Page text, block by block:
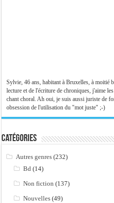
Sylvie, 46 ans, habitant à Bruxelles, à moitié
lecture et de l'écriture de chroniques, j'aime
chant choral. Ah oui, je suis aussi juriste de
obsession de l'utilisation du "mot juste" ;-)
Catégories
Autres genres (232)
Bd (14)
Non fiction (137)
Nouvelles (49)